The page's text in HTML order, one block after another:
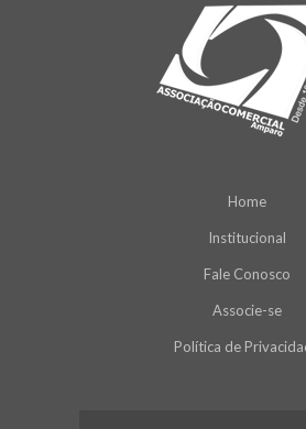
Home
Institucional
Fale Conosco
Associe-se
Política de